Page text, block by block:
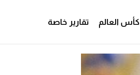
كأس العالم تقارير خاصة